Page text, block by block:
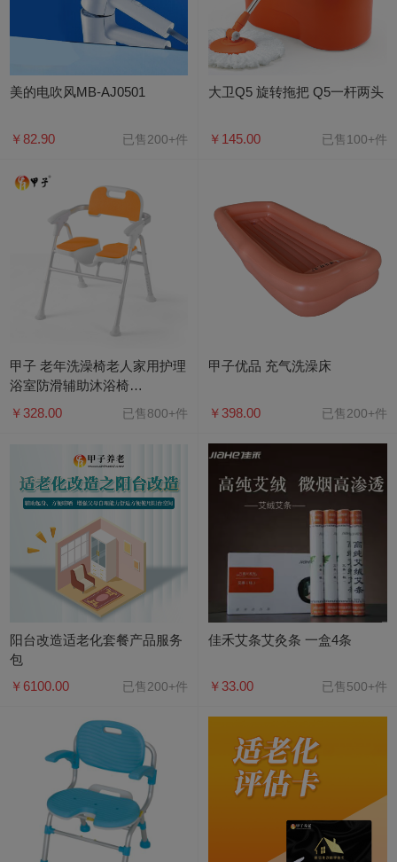
美的电吹风MB-AJ0501
￥82.90 已售200+件
大卫Q5 旋转拖把 Q5一杆两头
￥145.00 已售100+件
甲子 老年洗澡椅老人家用护理
浴室防滑辅助沐浴椅
JZXZY002A
￥328.00 已售800+件
甲子优品 充气洗澡床
￥398.00 已售200+件
阳台改造适老化套餐产品服务
包
￥6100.00
已售200+件
佳禾艾条艾灸条 一盒4条
￥33.00 已售500+件